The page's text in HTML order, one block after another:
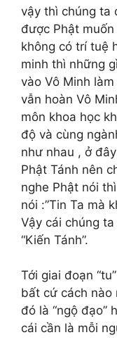
vậy thì chúng ta
được Phật
không có trí tuệ
minh thì những
vào Vô Minh
vẫn hoàn Vô
môn khoa học
độ và cùng
như nhau , ở
Phật Tánh nên
nghe Phật nói
nói :”Tin Ta mà
Vậy cái chúng
“Kiến Tánh”.
Tới giai đoạn
bất cứ cách nào
đó là “ngộ đạo”
cái cần là mỗi